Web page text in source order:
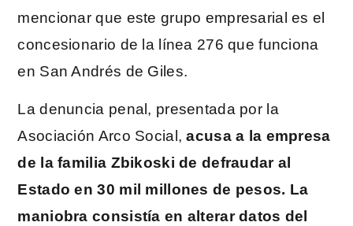
mencionar que este grupo empresarial es el
concesionario de la línea 276 que funciona
en San Andrés de Giles.
La denuncia penal, presentada por la
Asociación Arco Social, acusa a la empresa
de la familia Zbikoski de defraudar al
Estado en 30 mil millones de pesos. La
maniobra consistía en alterar datos del